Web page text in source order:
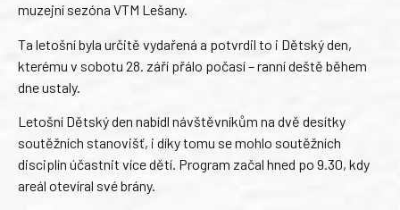
muzejní sezóna VTM Lešany.
Ta letošní byla určitě vydařená a potvrdil to i Dětský den,
kterému v sobotu 28. září přálo počasí – ranní deště během
dne ustaly.
Letošní Dětský den nabídl návštěvníkům na dvě desítky
soutěžních stanovišť, i díky tomu se mohlo soutěžních
disciplín účastnit více dětí. Program začal hned po 9.30, kdy
areál otevíral své brány.